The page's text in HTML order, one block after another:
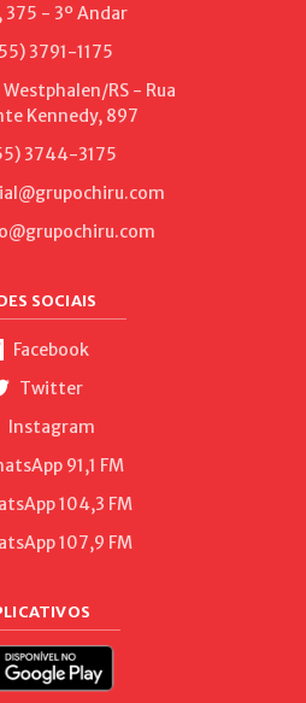
375 - 3º Andar
3791-1175
RS - Rua
Kennedy, 897
3744-3175
SOCIAIS
Facebook
Twitter
Instagram
91,1 FM
104,3 FM
107,9 FM